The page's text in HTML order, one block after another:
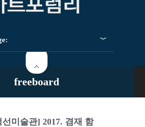
freeboard
미술관] 2017. 겸재 함